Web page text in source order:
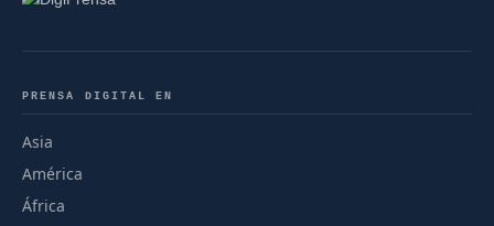
PRENSA DIGITAL EN
Asia
América
África